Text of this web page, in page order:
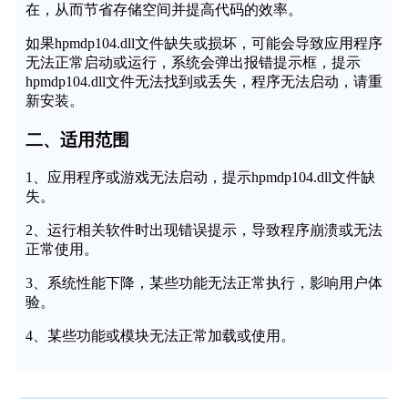
在，从而节省存储空间并提高代码的效率。
如果hpmdp104.dll文件缺失或损坏，可能会导致应用程序
无法正常启动或运行，系统会弹出报错提示框，提示
hpmdp104.dll文件无法找到或丢失，程序无法启动，请重
新安装。
二、适用范围
1、应用程序或游戏无法启动，提示hpmdp104.dll文件缺
失。
2、运行相关软件时出现错误提示，导致程序崩溃或无法
正常使用。
3、系统性能下降，某些功能无法正常执行，影响用户体
验。
4、某些功能或模块无法正常加载或使用。